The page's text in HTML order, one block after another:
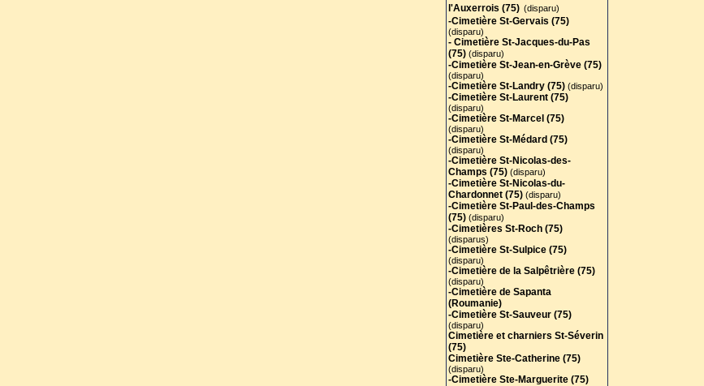
l'Auxerrois (75) (disparu)
-Cimetière St-Gervais (75)
(disparu)
- Cimetière St-Jacques-du-Pas
(75) (disparu)
-Cimetière St-Jean-en-Grève (75)
(disparu)
-Cimetière St-Landry (75) (disparu)
-Cimetière St-Laurent (75)
(disparu)
-Cimetière St-Marcel (75)
(disparu)
-Cimetière St-Médard (75)
(disparu)
-Cimetière St-Nicolas-des-
Champs (75) (disparu)
-Cimetière St-Nicolas-du-
Chardonnet (75) (disparu)
-Cimetière St-Paul-des-Champs
(75) (disparu)
-Cimetières St-Roch (75)
(disparus)
-Cimetière St-Sulpice (75)
(disparu)
-Cimetière de la Salpêtrière (75)
(disparu)
-Cimetière de Sapanta
(Roumanie)
-Cimetière St-Sauveur (75)
(disparu)
Cimetière et charniers St-Séverin
(75)
Cimetière Ste-Catherine (75)
(disparu)
-Cimetière Ste-Marguerite (75)